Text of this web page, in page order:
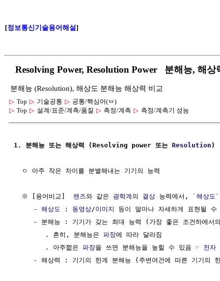
[정보통신기술용어해설]
Resolving Power, Resolution Power 분해능, 해상
분해능 (Resolution), 해상도 분해능 해상력 비교
▷ Top ▷ 기술공통 ▷ 공통/핵심어(ㅂ)
▷ Top ▷ 설계/표준/계측/품질 ▷ 측정/계측 ▷ 측정/계측기 성능
1. 분해능 또는 해상력 (Resolving power 또는 Resolution )
  ㅇ 아주 작은 차이를 분별해내는 기기의 능력
  ※ [용어비교]
렌즈와 같은 광학계 의 결상 능력에서, ` 해상도
     -
해상도 : 동영상/이미지
등이 얼마나 자세하게 표현될 수
- 분해능 : 기기가 갖는 최대 능력 (가장 좋은 조건하에서
        . 흔히, 분해능은
파장에 따라 달라짐
        . 아주짧은
파장을 쓰면 분해능을 높힐 수 있음 ☞ 전자
- 해상력 : 기기의 한계 분해능 (주변여건에 따른 기기의